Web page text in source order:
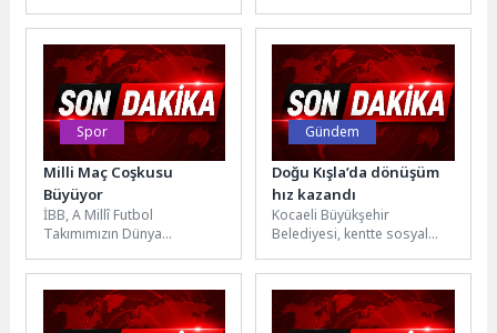
projelerine bir yenisini daha
ekliyor. İzmit Gündoğdu...
girerken, dijital pazarlama
dünyasında SEO
trendlerinde...
Spor
Milli Maç Coşkusu
Büyüyor
İBB, A Millî Futbol
Takımımızın Dünya
kent meydanlarına taşımaya
devam ediyor. İlk maçta...
Gündem
Doğu Kışla’da dönüşüm
hız kazandı
Kocaeli Büyükşehir
Belediyesi, kentte sosyal
projelerini hayata geçirmeye
devam ediyor. Bu kapsamda
İzmit...